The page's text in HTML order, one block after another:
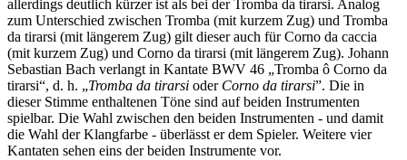
allerdings deutlich kürzer ist als bei der Tromba da tirarsi. Analog
zum Unterschied zwischen Tromba (mit kurzem Zug) und Tromba
da tirarsi (mit längerem Zug) gilt dieser auch für Corno da caccia
(mit kurzem Zug) und Corno da tirarsi (mit längerem Zug). Johann
Sebastian Bach verlangt in Kantate BWV 46 „Tromba ô Corno da
tirarsi“, d. h. „Tromba da tirarsi oder Corno da tirarsi”. Die in
dieser Stimme enthaltenen Töne sind auf beiden Instrumenten
spielbar. Die Wahl zwischen den beiden Instrumenten - und damit
die Wahl der Klangfarbe - überlässt er dem Spieler. Weitere vier
Kantaten sehen eins der beiden Instrumente vor.